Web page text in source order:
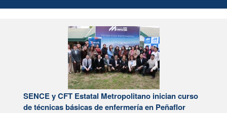
SENCE y CFT Estatal Metropolitano inician curso
de técnicas básicas de enfermería en Peñaflor